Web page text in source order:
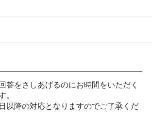
答をさしあげるのにお時間をいただく
。
以降の対応となりますのでご了承くだ